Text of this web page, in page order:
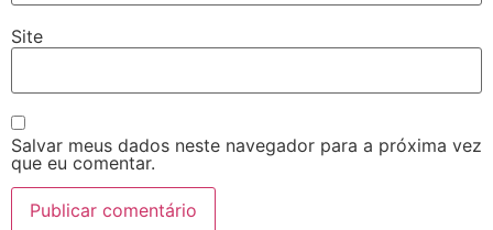
Site
Salvar meus dados neste navegador para a próxima vez
que eu comentar.